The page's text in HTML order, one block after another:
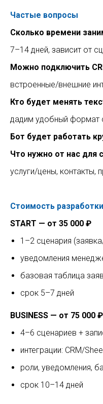
Частые вопросы
Сколько времени
7–14 дней, зависит от
Можно подключить
встроенные/внешние
Кто будет менять
дадим удобный формат
Бот будет работать
Что нужно от нас для
услуги/цены, контакты,
Стоимость разработки
START — от 35 000 ₽
1–2 сценария
уведомления
базовая таблица
срок 5–7 дней
BUSINESS — от 75 000 ₽
4–6 сценариев +
интеграции: CRM/
роли, уведомления,
срок 10–14 дней